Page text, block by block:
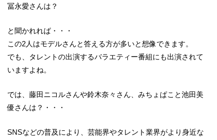
冨永愛さんは？
と聞かれれば・・・
この2人はモデルさんと答える方が多いと想像できます。
でも、タレントの出演するバラエティー番組にも出演されて
いますよね。
では、藤田ニコルさんや鈴木奈々さん、みちょぱこと池田美
優さんは？・・・
SNSなどの普及により、芸能界やタレント業界がより身近な